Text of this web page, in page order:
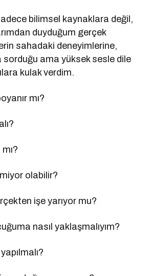
bilimsel kaynaklara değil,
duyduğum gerçek
sahadaki deneyimlerine,
sorduğu ama yüksek sesle dile
kulak verdim.
mı?
olabilir?
işe yarıyor mu?
nasıl yaklaşmalıyım?